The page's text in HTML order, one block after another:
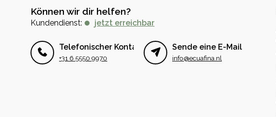
Können wir dir helfen?
Kundendienst: jetzt erreichbar
Telefonischer Kontakt
+31 6 5550 9970
Sende eine E-Mail
info@ecuafina.nl